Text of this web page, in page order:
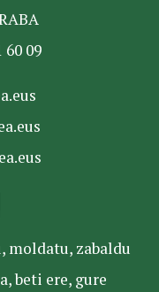
60 09
moldatu, zabaldu
beti ere, gure